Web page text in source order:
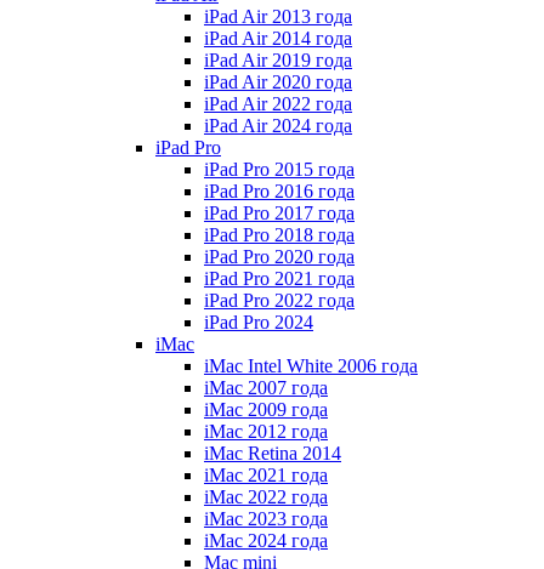
iPad Air 2013 года
iPad Air 2014 года
iPad Air 2019 года
iPad Air 2020 года
iPad Air 2022 года
iPad Air 2024 года
iPad Pro
iPad Pro 2015 года
iPad Pro 2016 года
iPad Pro 2017 года
iPad Pro 2018 года
iPad Pro 2020 года
iPad Pro 2021 года
iPad Pro 2022 года
iPad Pro 2024
iMac
iMac Intel White 2006 года
iMac 2007 года
iMac 2009 года
iMac 2012 года
iMac Retina 2014
iMac 2021 года
iMac 2022 года
iMac 2023 года
iMac 2024 года
Mac mini